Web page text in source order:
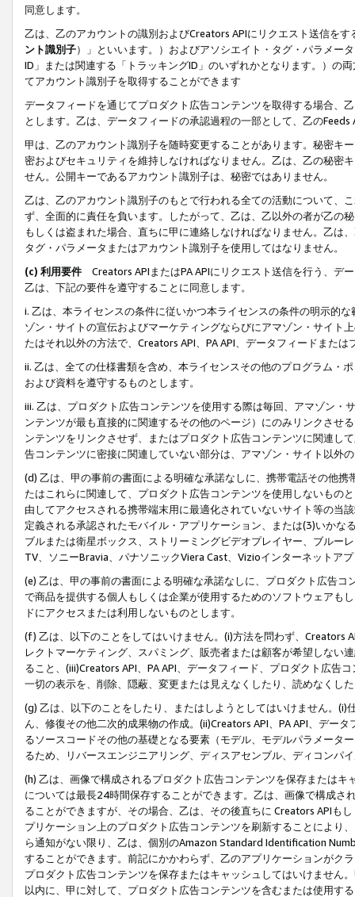
同意します。
乙は、乙のアカウントの識別およびCreators APIにリクエスト送信を
ント識別子）」といいます。）およびアソシエイト・タグ・パラメー
ID」または関連する「トラッキングID」のいずれかとなります。）の
てアカウント識別子を取得することができます
データフィードを通じてプロダクト広告コンテンツを取得する場合、
とします。乙は、データフィードの承認過程の一部として、乙の
甲は、乙のアカウント識別子を随時変更することがあります。秘密キ
密およびセキュリティを維持しなければなりません。乙は、乙の秘密
せん。公開キーであるアカウント識別子は、秘密ではありません。
乙は、乙のアカウント識別子のもとで行われる全ての活動について、
ず、全面的に責任を負います。したがって、乙は、乙以外の者が乙の
もしくは盗まれた場合、直ちに甲に連絡しなければなりません。乙は
タグ・パラメータまたはアカウント識別子を使用してはなりません。
(c) 利用要件 Creators APIまたはPA APIにリクエスト送信を行う、デ
乙は、下記の要件を遵守することに同意します。
i. 乙は、本ライセンスの条件に従いかつ本ライセンスの条件の明示的
ゾン・サイトの宣伝およびマーケティングならびにアマゾン・サイト
たはそれ以外の方法で、Creators API、PA API、データフィードまた
ii. 乙は、全ての仕様書類を含め、本ライセンスその他のプログラム・
および資料を遵守するものとします。
iii. 乙は、プロダクト広告コンテンツを使用する際は毎回、アマゾン
ンテンツが最も直接的に関連するその他のページ）にのみリンクさせ
ンテンツをリンクさせず、またはプロダクト広告コンテンツに関連し
告コンテンツに密接に関連していない部分は、アマゾン・サイト以外
(d) 乙は、甲の事前の書面による明確な承諾なしに、携帯電話その他
たはこれらに関連して、プロダクト広告コンテンツを使用しないもの
由してアクセスされる携帯端末用に最適化されていないサイト等の当
定義される承認されたモバイル・アプリケーション、または(3)いか
ブルまたは衛星ボックス、ストリーミングビデオプレイヤー、ブルー
TV、ソニーBravia、パナソニックViera Cast、Vizioインターネットア
(e) 乙は、甲の事前の書面による明確な承諾なしに、プロダクト広告
で商品を提供する個人もしくは企業が使用するためのソフトウェアも
ドにアクセスまたは利用しないものとします。
(f) 乙は、以下のことをしてはいけません。(i)方法を問わず、Creators
レクトマーケティング、スパミング、販売者または顧客が希望しない
ること、(iii)Creators API、PA API、データフィード、プロダクト広告
一切の表示を、削除、隠蔽、変更または見えなくしたり、読めなくし
(g) 乙は、以下のことをしたり、またはしようとしてはいけません。
ん、修復その他二次的成果物の作成。(ii)Creators API、PA API、デー
るソースコードその他の基礎となる要素（モデル、モデルパラメータ
るため、リバースエンジニアリング、ディスアセンブル、ディコンパ
(h) 乙は、画像で構成されるプロダクト広告コンテンツを保存または
については最長24時間保存することができます。乙は、画像で構成
ることができますが、その場合、乙は、その後直ちに Creators APIも
プリケーション上のプロダクト広告コンテンツを刷新することにより
ら通知がない限り、乙は、個別のAmazon Standard Identification
することができます。前記にかかわらず、乙のアプリケーションがク
プロダクト広告コンテンツを保存またはキャッシュしてはいけません
以内に、甲に対して、プロダクト広告コンテンツを含むまたは使用す